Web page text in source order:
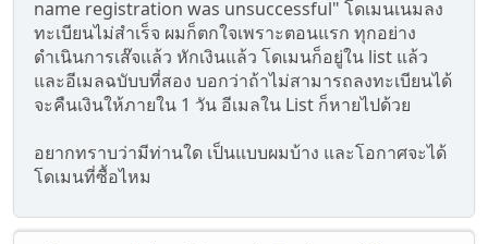
name registration was unsuccessful" โดเมนเนมลง
ทะเบียนไม่สำเร็จ ผมก็ตกใจเพราะตอนแรก ทุกอย่าง
ดำเนินการเส๊จแล้ว หักเงินแล้ว โดเมนก็อยู่ใน list แล้ว
และอีเมลฉบับบที่สอง บอกว่าถ้าไม่สามารถลงทะเบียนได้
จะคืนเงินให้ภายใน 1 วัน อีเมลใน List ก็หายไปด้วย
อยากทราบว่ามีท่านใด เป็นแบบผมบ้าง และโอกาศจะได้
โดเมนที่ซื้อไหม